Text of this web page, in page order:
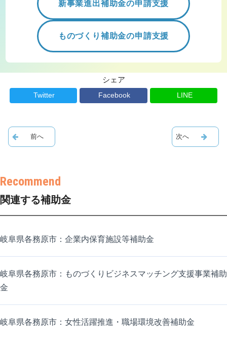
新事業進出補助金の申請支援
ものづくり補助金の申請支援
シェア
Twitter Facebook LINE
関連する補助金
岐阜県各務原市：企業内保育施設等補助金
岐阜県各務原市：ものづくりビジネスマッチング支援事業補助
金
岐阜県各務原市：女性活躍推進・職場環境改善補助金